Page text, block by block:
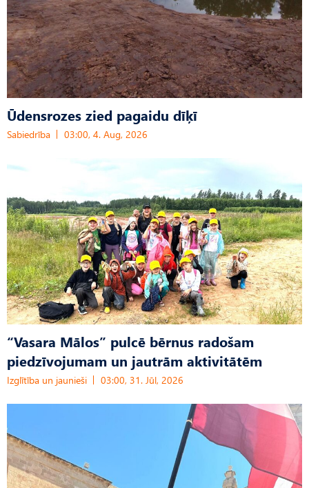
Ūdensrozes zied pagaidu dīķī
Sabiedrība 03:00, 4. Aug, 2026
“Vasara Mālos” pulcē bērnus radošam
piedzīvojumam un jautrām aktivitātēm
Izglītība un jaunieši 03:00, 31. Jūl, 2026